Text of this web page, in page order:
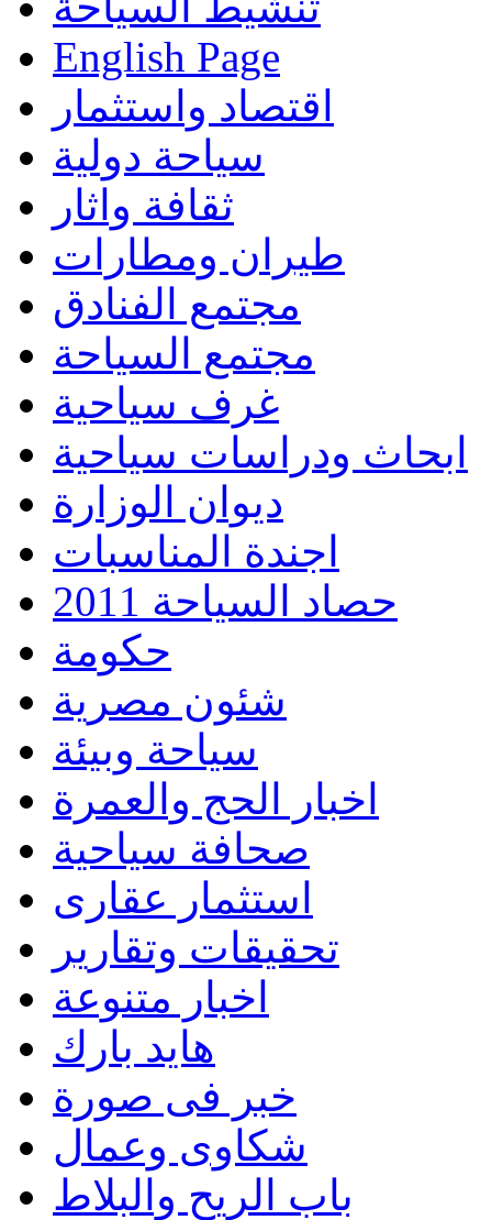
English Page
اقتصاد واستثمار
سياحة دولية
ثقافة واثار
طيران ومطارات
مجتمع الفنادق
مجتمع السياحة
غرف سياحية
ابحاث ودراسات سياحية
ديوان الوزارة
اجندة المناسبات
حصاد السياحة 2011
حكومة
شئون مصرية
سياحة وبيئة
اخبار الحج والعمرة
صحافة سياحية
استثمار عقارى
تحقيقات وتقارير
اخبار متنوعة
هايد بارك
خبر فى صورة
شكاوى وعمال
باب الريح والبلاط